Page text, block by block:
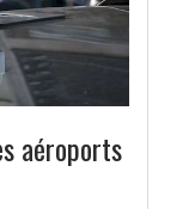
aéroports